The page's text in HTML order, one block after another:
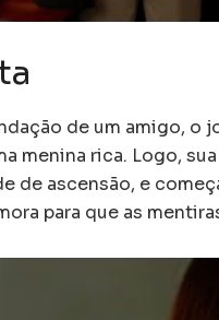
de um amigo, o
menina rica. Logo,
de ascensão, e
para que as